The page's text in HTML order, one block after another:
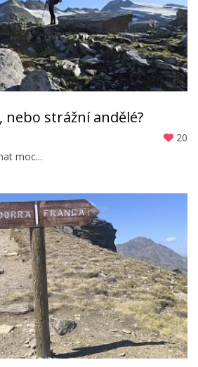
nebo strážní andělé?
20
moc...